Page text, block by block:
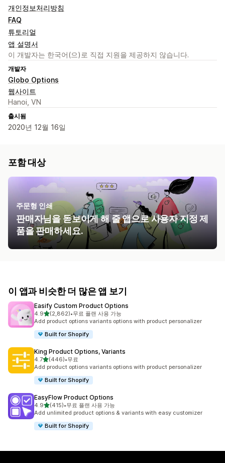
개인정보처리방침
FAQ
튜토리얼
앱 설명서
이 개발자는 한국어(으)로 직접 지원을 제공하지 않습니다.
개발자
Globo Options
웹사이트
Hanoi, VN
출시됨
2020년 12월 16일
포함 대상
주문형 인쇄
판매자님을 돋보이게 해 줄 앱으로 사용자 지정 제
품을 판매하세요.
이 앱과 비슷한 더 많은 앱 보기
Easify Custom Product Options
4.9별 5개 중
(2,862)
총 리뷰 2862개
•무료 플랜 사용 가능
Add product options variants options with product personalizer
Built for Shopify
King Product Options, Variants
4.7별 5개 중
(446)
총 리뷰 446개
•무료
Add product options variants options with product personalizer
Built for Shopify
EasyFlow Product Options
4.9별 5개 중
(415)
총 리뷰 415개
•무료 플랜 사용 가능
Add unlimited product options & variants with easy customizer
Built for Shopify